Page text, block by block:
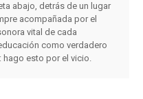
abajo, detrás de un lugar
acompañada por el
vital de cada
como verdadero
esto por el vicio.